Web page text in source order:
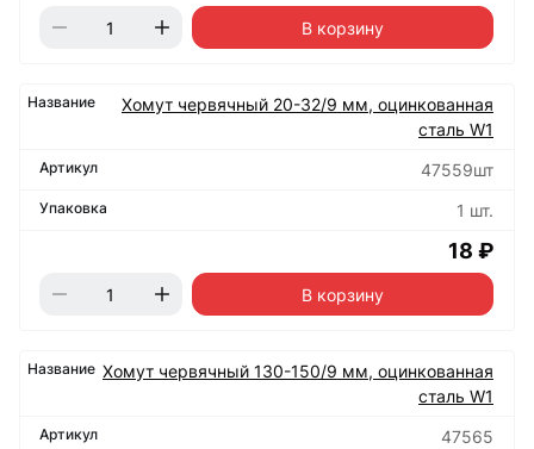
В корзину
Хомут червячный 20-32/9 мм, оцинкованная
сталь W1
47559шт
1 шт.
18 ₽
В корзину
Хомут червячный 130-150/9 мм, оцинкованная
сталь W1
47565